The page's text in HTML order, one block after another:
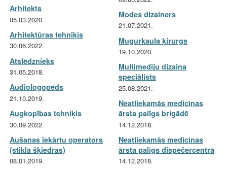
Arhitekts
05.03.2020.
Arhitektūras tehniķis
30.06.2022.
Atslēdznieks
31.05.2018.
Audiologopēds
21.10.2019.
Augkopības tehniķis
30.09.2022.
Aušanas iekārtu operators
(stikla šķiedras)
08.01.2019.
Modes dizainers
21.07.2021.
Mugurkaula ķirurgs
19.10.2020.
Multimediju dizaina
speciālists
25.08.2021.
Neatliekamās medicīnas
ārsta palīgs brigādē
14.12.2018.
Neatliekamās medicīnas
ārsta palīgs dispečercentrā
14.12.2018.